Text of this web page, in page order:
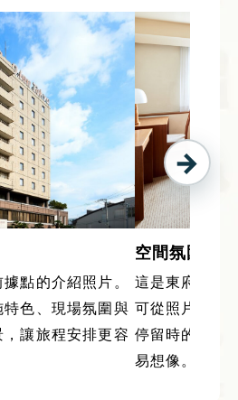
點的介紹照片。
色、現場氛圍與
讓旅程安排更容
空間氛圍
這是東府中車
可從照片確認
停留時的使用
易想像。